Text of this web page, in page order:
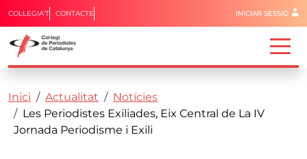
Vés al contingut
Capçalera
COL·LEGIA'T CONTACTE Menú del
INICIAR SESSIÓ
Fil d'ariadna
Inici Actualitat
Notícies
Les Periodistes Exiliades, Eix Central de La IV
Jornada Periodisme i Exili